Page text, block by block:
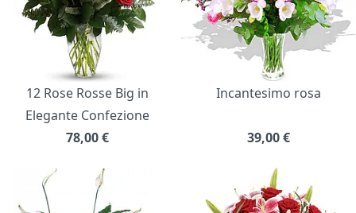
12 Rose Rosse Big in
Elegante Confezione
78,00€
Incantesimo rosa
39,00€